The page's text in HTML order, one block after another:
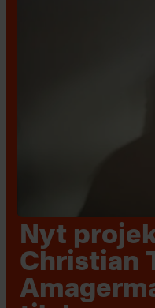
Nyt
Christian